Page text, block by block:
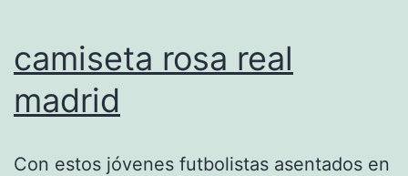
camiseta rosa real
madrid
Con estos jóvenes futbolistas asentados en